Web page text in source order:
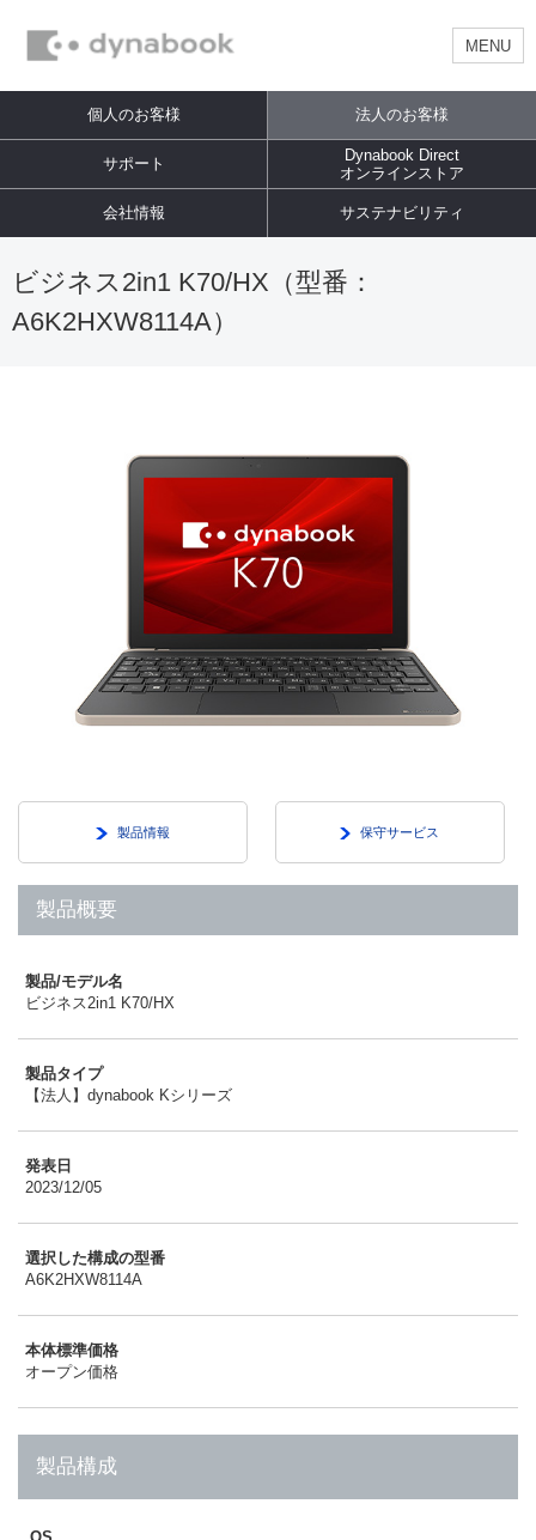
MENU
個人のお客様 法人のお客様
サポート
Dynabook Direct
オンラインストア
会社情報 サステナビリティ
ビジネス2in1 K70/HX（型番：
A6K2HXW8114A）
製品情報 保守サービス
製品概要
製品/モデル名
ビジネス2in1 K70/HX
製品タイプ
【法人】dynabook Kシリーズ
発表日
2023/12/05
選択した構成の型番
A6K2HXW8114A
本体標準価格
オープン価格
製品構成